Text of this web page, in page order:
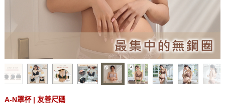
A-N罩杯 | 友善尺碼